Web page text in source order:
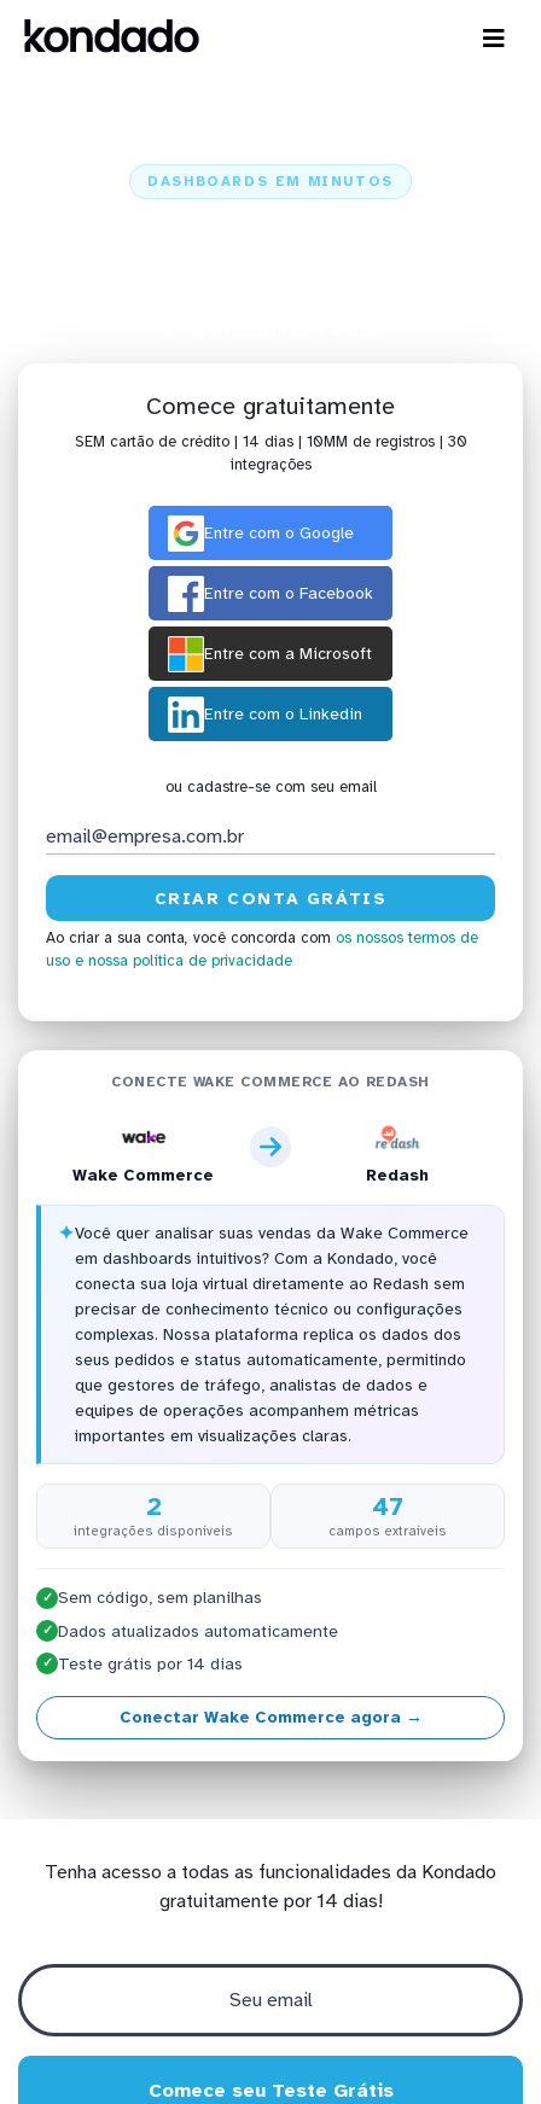
DASHBOARDS EM MINUTOS
Comece gratuitamente
SEM cartão de crédito | 14 dias | 10MM de registros | 30
integrações
Entre com o Google
Entre com o Facebook
Entre com a Microsoft
Entre com o Linkedin
ou cadastre-se com seu email
Ao criar a sua conta, você concorda com os nossos termos de
uso e nossa política de privacidade
CONECTE WAKE COMMERCE AO REDASH
Wake Commerce Redash
✦Você quer analisar suas vendas da Wake Commerce
em dashboards intuitivos? Com a Kondado, você
conecta sua loja virtual diretamente ao Redash sem
precisar de conhecimento técnico ou configurações
complexas. Nossa plataforma replica os dados dos
seus pedidos e status automaticamente, permitindo
que gestores de tráfego, analistas de dados e
equipes de operações acompanhem métricas
importantes em visualizações claras.
2
integrações disponíveis
47
campos extraíveis
✓ Sem código, sem planilhas
✓ Dados atualizados automaticamente
✓ Teste grátis por 14 dias
Conectar Wake Commerce agora →
Tenha acesso a todas as funcionalidades da Kondado
gratuitamente por 14 dias!
Comece seu Teste Grátis